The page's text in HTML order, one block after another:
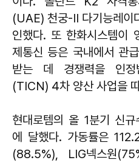
(UAE) 천궁-II 다기능레이
인했다. 또 한화시스템이
제통신 등은 국내에서 관
받는 데 경쟁력을 인정
(TICN) 4차 양산 사업을
현대로템의 올 1분기 신
에 달했다. 가동률은
(88.5%), LIG넥스원